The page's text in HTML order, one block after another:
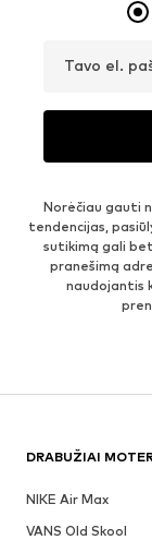
Tavo el.
Norėčiau gauti
tendencijas,
sutikimą gali
pranešimą
naudojantis
DRABUŽIAI
NIKE Air Max
VANS Old Skool